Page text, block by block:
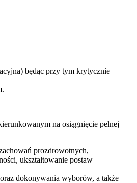
będąc przy tym krytycznie
na osiągnięcie pełnej
prozdrowotnych,
ukształtowanie postaw
dokonywania wyborów, a także